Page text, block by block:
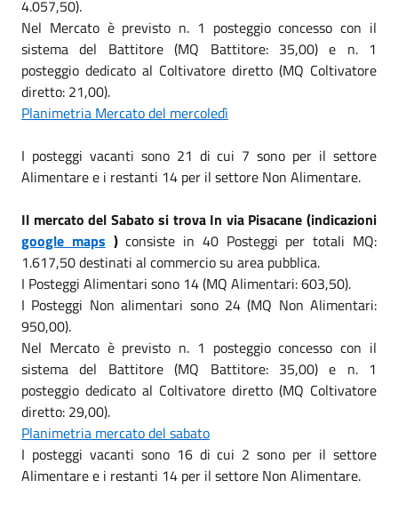
4.057,50).
Nel Mercato è previsto n. 1 posteggio concesso con il
sistema del Battitore (MQ Battitore: 35,00) e n. 1
posteggio dedicato al Coltivatore diretto (MQ Coltivatore
diretto: 21,00).
Planimetria Mercato del mercoledì
I posteggi vacanti sono 21 di cui 7 sono per il settore
Alimentare e i restanti 14 per il settore Non Alimentare.
Il mercato del Sabato si trova In via Pisacane (indicazioni
google maps )consiste in 40 Posteggi per totali MQ:
1.617,50 destinati al commercio su area pubblica.
I Posteggi Alimentari sono 14 (MQ Alimentari: 603,50).
I Posteggi Non alimentari sono 24 (MQ Non Alimentari:
950,00).
Nel Mercato è previsto n. 1 posteggio concesso con il
sistema del Battitore (MQ Battitore: 35,00) e n. 1
posteggio dedicato al Coltivatore diretto (MQ Coltivatore
diretto: 29,00).
Planimetria mercato del sabato
I posteggi vacanti sono 16 di cui 2 sono per il settore
Alimentare e i restanti 14 per il settore Non Alimentare.